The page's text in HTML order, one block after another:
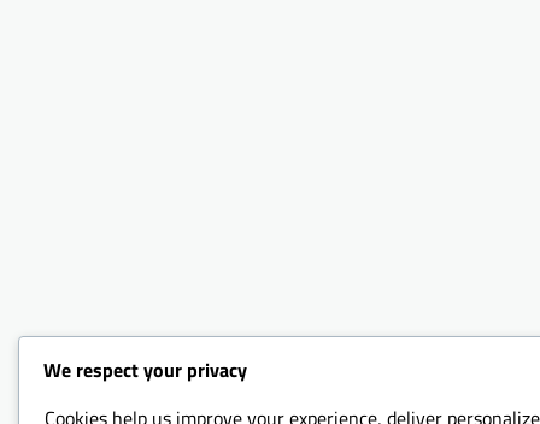
We respect your privacy
Cookies help us improve your experience, deliver